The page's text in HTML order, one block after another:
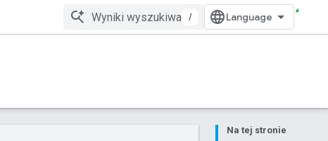
/
Na tej stronie